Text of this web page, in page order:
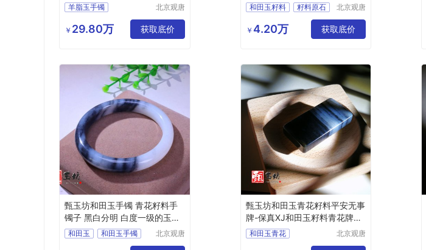
镯子
羊脂玉手镯
和田玉籽料
北京观唐
有限公司
￥ 29.80万 获取底价
原石
和田玉籽料
籽料原石
和田玉玩料
北京观唐
有限公司
￥ 4.20万 获取底价
甄玉坊和田玉手镯 青花籽料手
镯子 黑白分明 白度一级的玉镯
子和田玉
和田玉手镯
北京观唐
甄玉坊和田玉青花籽料平安无事
牌-保真XJ和田玉籽料青花牌子-
甄选
和田玉青花
北京观唐